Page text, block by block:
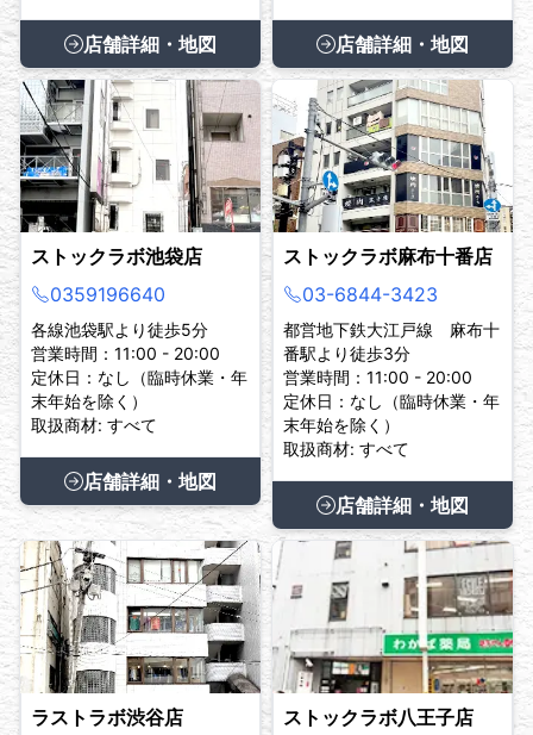
店舗詳細・地図 店舗詳細・地図
ストックラボ池袋店
0359196640
各線池袋駅より徒歩5分
営業時間：11:00 - 20:00
定休日：なし（臨時休業・年
末年始を除く）
取扱商材: すべて
店舗詳細・地図
ストックラボ麻布十番店
03-6844-3423
都営地下鉄大江戸線 麻布十
番駅より徒歩3分
営業時間：11:00 - 20:00
定休日：なし（臨時休業・年
末年始を除く）
取扱商材: すべて
店舗詳細・地図
ラストラボ渋谷店
ストックラボ八王子店